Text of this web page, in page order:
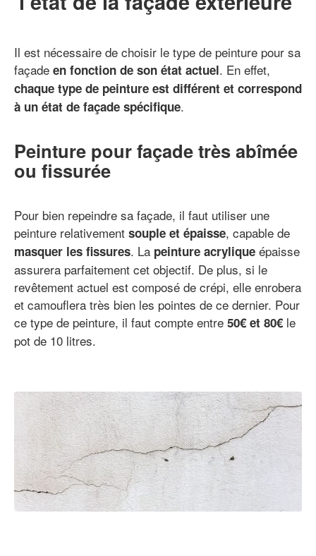
Il est nécessaire de choisir le type de peinture pour sa
façade en fonction de son état actuel. En effet,
chaque type de peinture est différent et correspond
à un état de façade spécifique.
Peinture pour façade très abîmée
ou fissurée
Pour bien repeindre sa façade, il faut utiliser une
peinture relativement souple et épaisse, capable de
masquer les fissures. La peinture acrylique épaisse
assurera parfaitement cet objectif. De plus, si le
revêtement actuel est composé de crépi, elle enrobera
et camouflera très bien les pointes de ce dernier. Pour
ce type de peinture, il faut compte entre 50€ et 80€ le
pot de 10 litres.